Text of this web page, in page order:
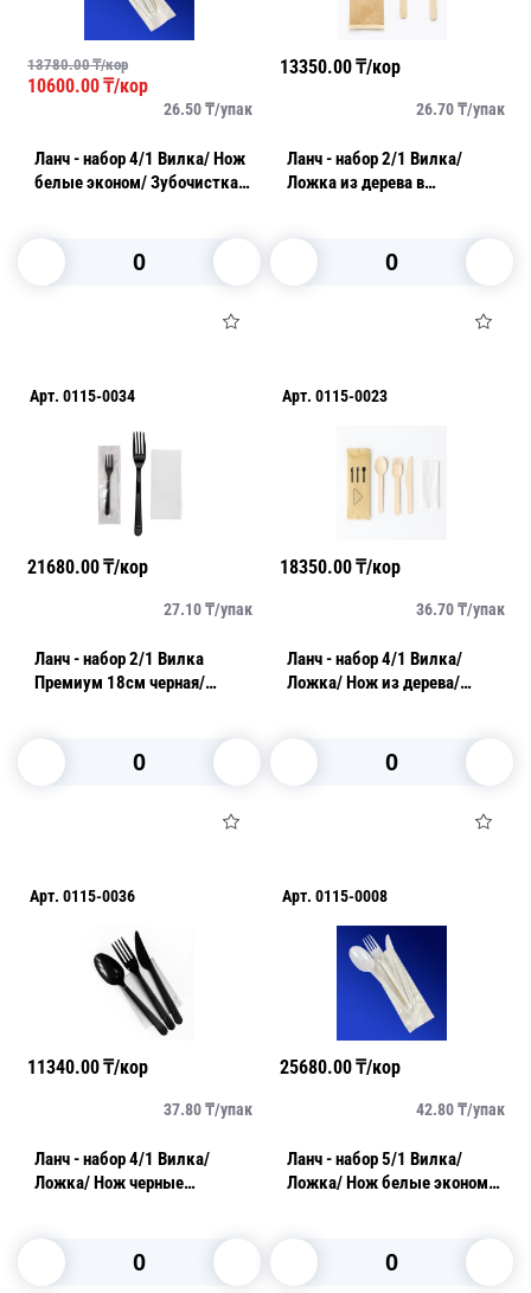
13780.00₸/кор
10600.00₸/кор
26.50₸/упак
Ланч - набор 4/1 Вилка/ Нож
белые эконом/ Зубочистка/
13350.00₸/кор
26.70₸/упак
Ланч - набор 2/1 Вилка/
Ложка из дерева в
Арт. 0115-0034
21680.00₸/кор
27.10₸/упак
Ланч - набор 2/1 Вилка
Премиум 18см черная/
Арт. 0115-0023
18350.00₸/кор
36.70₸/упак
Ланч - набор 4/1 Вилка/
Ложка/ Нож из дерева/
Арт. 0115-0036
11340.00₸/кор
37.80₸/упак
Ланч - набор 4/1 Вилка/
Ложка/ Нож черные
Арт. 0115-0008
25680.00₸/кор
42.80₸/упак
Ланч - набор 5/1 Вилка/
Ложка/ Нож белые эконом/